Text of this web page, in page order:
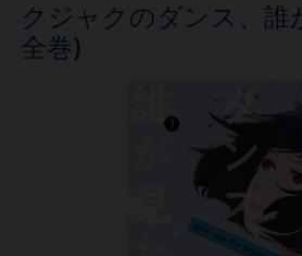
クジャクのダンス、誰
全巻)